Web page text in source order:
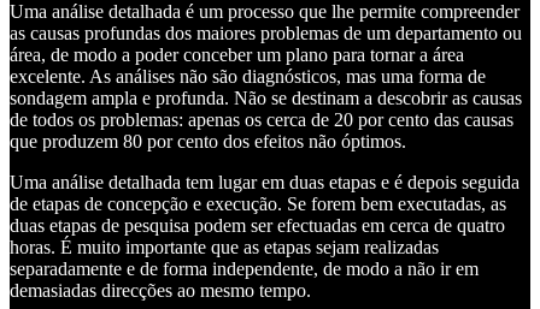
Uma análise detalhada é um processo que lhe permite compreender
as causas profundas dos maiores problemas de um departamento ou
área, de modo a poder conceber um plano para tornar a área
excelente. As análises não são diagnósticos, mas uma forma de
sondagem ampla e profunda. Não se destinam a descobrir as causas
de todos os problemas: apenas os cerca de 20 por cento das causas
que produzem 80 por cento dos efeitos não óptimos.
Uma análise detalhada tem lugar em duas etapas e é depois seguida
de etapas de concepção e execução. Se forem bem executadas, as
duas etapas de pesquisa podem ser efectuadas em cerca de quatro
horas. É muito importante que as etapas sejam realizadas
separadamente e de forma independente, de modo a não ir em
demasiadas direcções ao mesmo tempo.